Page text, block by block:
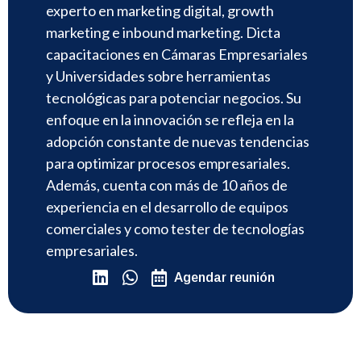
experto en marketing digital, growth
marketing e inbound marketing. Dicta
capacitaciones en Cámaras Empresariales
y Universidades sobre herramientas
tecnológicas para potenciar negocios. Su
enfoque en la innovación se refleja en la
adopción constante de nuevas tendencias
para optimizar procesos empresariales.
Además, cuenta con más de 10 años de
experiencia en el desarrollo de equipos
comerciales y como tester de tecnologías
empresariales.
Agendar reunión